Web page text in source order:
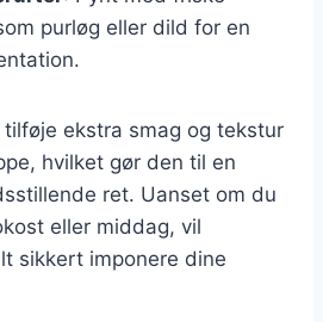
purløg eller dild for en
ekstra smag og tekstur
hvilket gør den til en
ret. Uanset om du
eller middag, vil
sikkert imponere dine